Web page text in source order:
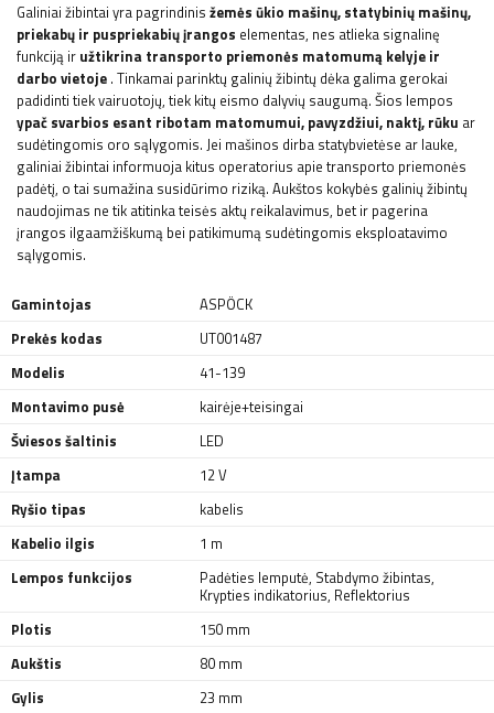
Galiniai žibintai yra pagrindinis žemės ūkio mašinų, statybinių mašinų,
priekabų ir puspriekabių įrangos elementas, nes atlieka signalinę
funkciją ir užtikrina transporto priemonės matomumą kelyje ir
darbo vietoje . Tinkamai parinktų galinių žibintų dėka galima gerokai
padidinti tiek vairuotojų, tiek kitų eismo dalyvių saugumą. Šios lempos
ypač svarbios esant ribotam matomumui, pavyzdžiui, naktį, rūku ar
sudėtingomis oro sąlygomis. Jei mašinos dirba statybvietėse ar lauke,
galiniai žibintai informuoja kitus operatorius apie transporto priemonės
padėtį, o tai sumažina susidūrimo riziką. Aukštos kokybės galinių žibintų
naudojimas ne tik atitinka teisės aktų reikalavimus, bet ir pagerina
įrangos ilgaamžiškumą bei patikimumą sudėtingomis eksploatavimo
sąlygomis.
Gamintojas
ASPÖCK
Prekės kodas
UT001487
Modelis
41-139
Montavimo pusė
kairėje+teisingai
Šviesos šaltinis
LED
Įtampa
12 V
Ryšio tipas
kabelis
Kabelio ilgis
1 m
Lempos funkcijos
Padėties lemputė, Stabdymo žibintas,
Krypties indikatorius, Reflektorius
Plotis
150 mm
Aukštis
80 mm
Gylis
23 mm